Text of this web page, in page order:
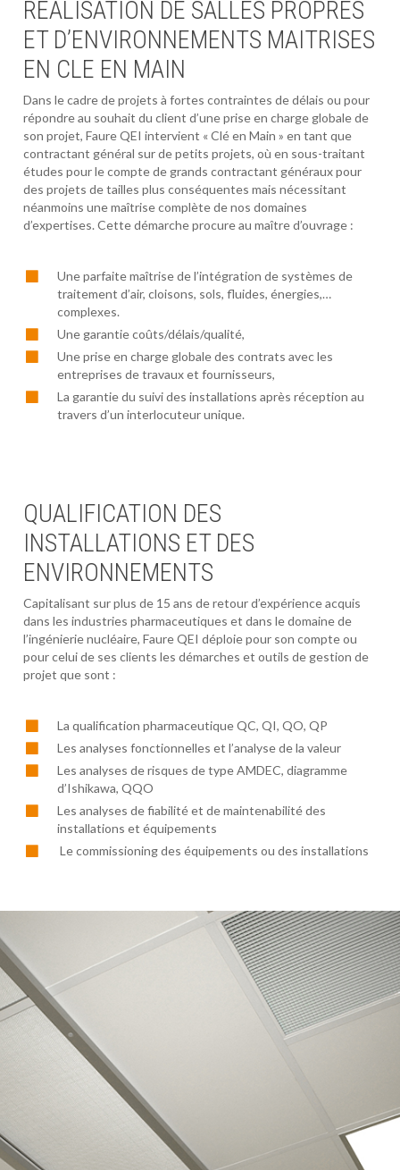
REALISATION DE SALLES PROPRES
ET D’ENVIRONNEMENTS MAITRISES
EN CLE EN MAIN
Dans le cadre de projets à fortes contraintes de délais ou pour
répondre au souhait du client d’une prise en charge globale de
son projet, Faure QEI intervient « Clé en Main » en tant que
contractant général sur de petits projets, où en sous-traitant
études pour le compte de grands contractant généraux pour
des projets de tailles plus conséquentes mais nécessitant
néanmoins une maîtrise complète de nos domaines
d’expertises. Cette démarche procure au maître d’ouvrage :
Une parfaite maîtrise de l’intégration de systèmes de
traitement d’air, cloisons, sols, fluides, énergies,…
complexes.
Une garantie coûts/délais/qualité,
Une prise en charge globale des contrats avec les
entreprises de travaux et fournisseurs,
La garantie du suivi des installations après réception au
travers d’un interlocuteur unique.
QUALIFICATION DES
INSTALLATIONS ET DES
ENVIRONNEMENTS
Capitalisant sur plus de 15 ans de retour d’expérience acquis
dans les industries pharmaceutiques et dans le domaine de
l’ingénierie nucléaire, Faure QEI déploie pour son compte ou
pour celui de ses clients les démarches et outils de gestion de
projet que sont :
La qualification pharmaceutique QC, QI, QO, QP
Les analyses fonctionnelles et l’analyse de la valeur
Les analyses de risques de type AMDEC, diagramme
d’Ishikawa, QQO
Les analyses de fiabilité et de maintenabilité des
installations et équipements
Le commissioning des équipements ou des installations